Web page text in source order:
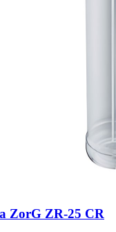
ZorG ZR-25 CR